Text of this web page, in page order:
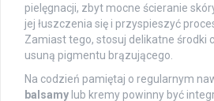
pielęgnacji, zbyt mocne ścieranie
jej łuszczenia się i przyspieszyć
Zamiast tego, stosuj delikatne środki
usuną pigmentu brązującego.
Na codzień pamiętaj o regularnym
balsamy lub kremy powinny być